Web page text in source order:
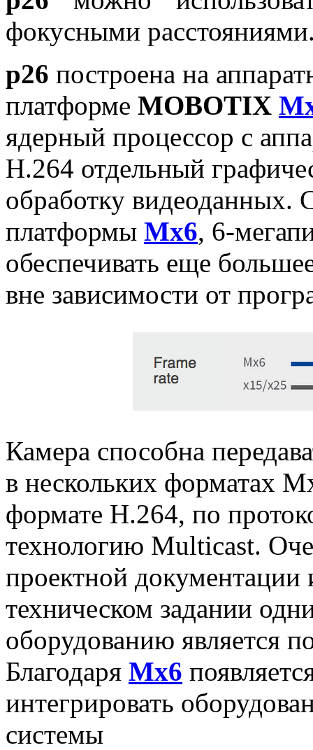
фокусными
p26 построена на
платформе MOBOTIX
ядерный процессор с
H.264 отдельный
обработку видеоданных.
платформы Mx6, 6-
обеспечивать еще
вне зависимости от
Камера способна
в нескольких форматах
формате H.264, по
технологию Multicast.
проектной документации
техническом задании
оборудованию является
Благодаря Mx6
интегрировать
системы